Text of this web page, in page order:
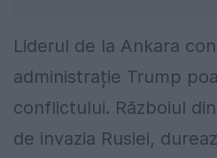
Liderul de la Ankara
administrație Trump
conflictului. Războiul
de invazia Rusiei,